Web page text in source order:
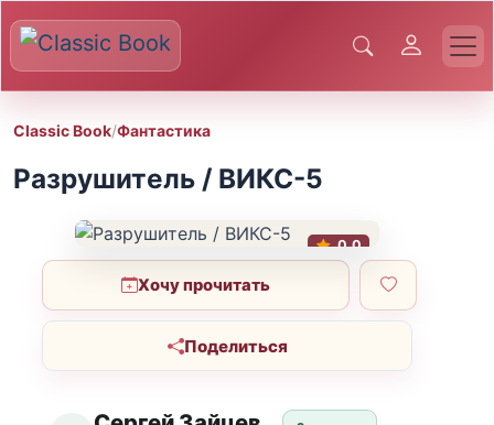
Classic Book/Фантастика
Разрушитель / ВИКС-5
0.0
Хочу прочитать
Поделиться